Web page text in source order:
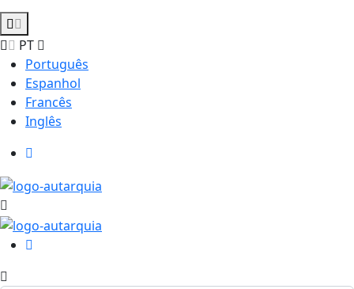
PT
Português
Espanhol
Francês
Inglês